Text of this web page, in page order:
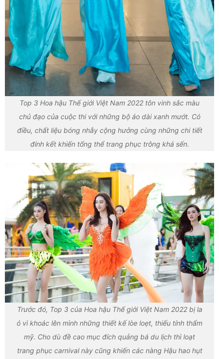
Top 3 Hoa hậu Thế giới Việt Nam 2022 tôn vinh sắc màu
chủ đạo của cuộc thi với những bộ áo dài xanh mướt. Có
điều, chất liệu bóng nhẫy cộng hưởng cùng những chi tiết
đính kết khiến tổng thể trang phục trông khá sến.
Trước đó, Top 3 của Hoa hậu Thế giới Việt Nam 2022 bị la
ó vì khoác lên mình những thiết kế lòe loẹt, thiếu tính thẩm
mỹ. Cho dù đề cao mục đích quảng bá du lịch thì loạt
trang phục carnival này cũng khiến các nàng Hậu hao hụt